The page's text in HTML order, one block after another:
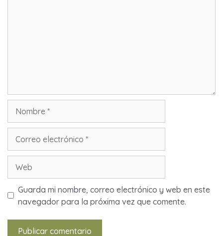
Guarda mi nombre, correo electrónico y web en este
navegador para la próxima vez que comente.